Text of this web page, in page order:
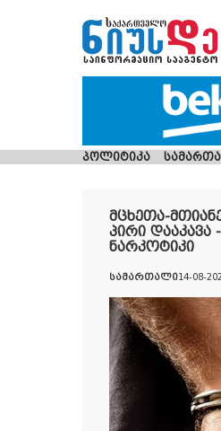
პოლიტიკა
მცხეთა-
პირი
ნარკოტიკი
სამართალი14-08-